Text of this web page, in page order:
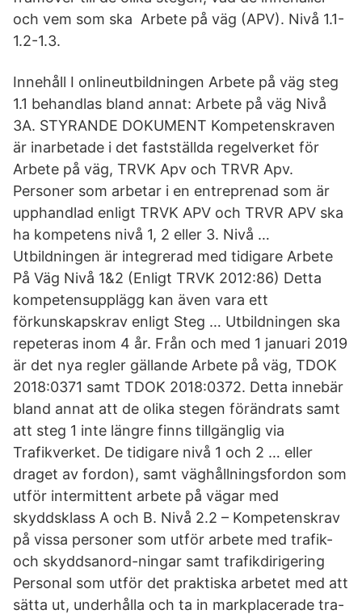
och vem som ska Arbete på väg (APV). Nivå 1.1-
1.2-1.3.
Innehåll I onlineutbildningen Arbete på väg steg
1.1 behandlas bland annat: Arbete på väg Nivå
3A. STYRANDE DOKUMENT Kompetenskraven
är inarbetade i det fastställda regelverket för
Arbete på väg, TRVK Apv och TRVR Apv.
Personer som arbetar i en entreprenad som är
upphandlad enligt TRVK APV och TRVR APV ska
ha kompetens nivå 1, 2 eller 3. Nivå …
Utbildningen är integrerad med tidigare Arbete
På Väg Nivå 1&2 (Enligt TRVK 2012:86) Detta
kompetensupplägg kan även vara ett
förkunskapskrav enligt Steg … Utbildningen ska
repeteras inom 4 år. Från och med 1 januari 2019
är det nya regler gällande Arbete på väg, TDOK
2018:0371 samt TDOK 2018:0372. Detta innebär
bland annat att de olika stegen förändrats samt
att steg 1 inte längre finns tillgänglig via
Trafikverket. De tidigare nivå 1 och 2 … eller
draget av fordon), samt väghållningsfordon som
utför intermittent arbete på vägar med
skyddsklass A och B. Nivå 2.2 – Kompetenskrav
på vissa personer som utför arbete med trafik-
och skyddsanord-ningar samt trafikdirigering
Personal som utför det praktiska arbetet med att
sätta ut, underhålla och ta in markplacerade tra-